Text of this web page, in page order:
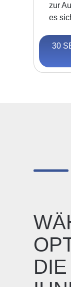
zur
es
30